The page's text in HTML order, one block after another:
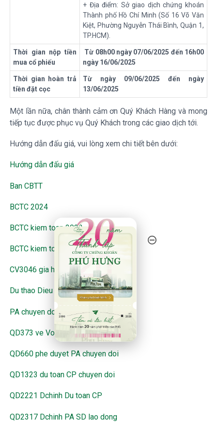
+ Địa điểm: Sở giao dịch chứng khoán
Thành phố Hồ Chí Minh (Số 16 Võ Văn
Kiệt, Phường Nguyễn Thái Bình, Quận 1,
TP.HCM).
Thời gian nộp tiền
mua cổ phiếu
Từ 08h00 ngày 07/06/2025 đến 16h00
ngày 16/06/2025
Thời gian hoàn trả
tiền đặt cọc
Từ ngày 09/06/2025 đến ngày
13/06/2025
Một lần nữa, chân thành cảm ơn Quý Khách Hàng và mong
tiếp tục được phục vụ Quý Khách trong các giao dịch tới.
Hướng dẫn đấu giá, vui lòng xem chi tiết bên dưới:
Hướng dẫn đấu giá
Ban CBTT
BCTC 2024
BCTC kiem toan 2022
BCTC kiem toan 2023
CV3046 gia han thoi diem GTDN
Du thao Dieu le
PA chuyen doi
QD373 ve Von dieu le gia CP
QD660 phe duyet PA chuyen doi
QD1323 du toan CP chuyen doi
QD2221 Dchinh Du toan CP
QD2317 Dchinh PA SD lao dong
20 Năm Thành Lập - Công Ty Chứng Khoán Phú